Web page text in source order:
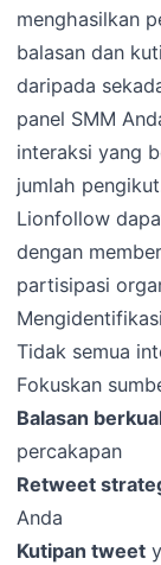
menghasilkan
balasan dan
daripada
panel SMM
interaksi yang
jumlah
Lionfollow
dengan
partisipasi
Tidak semua
Fokuskan
Balasan
percakapan
Retweet
Anda
Kutipan tweet